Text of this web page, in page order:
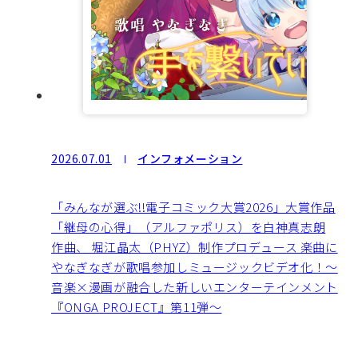
「みんなが選ぶ!!電子コミック大賞2026」大賞作品
「継母の心得」（アルファポリス）を白神真志朗
作曲、 堀江晶太（PHYZ）制作プロデュース 楽曲に
やなぎなぎが歌唱参加しミュージックビデオ化！～
音楽×漫画が融合した新しいエンターテインメント
『ONGA PROJECT』第11弾～
2026.07.01 インフォメーション